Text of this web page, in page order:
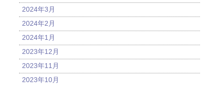
2024年3月
2024年2月
2024年1月
2023年12月
2023年11月
2023年10月